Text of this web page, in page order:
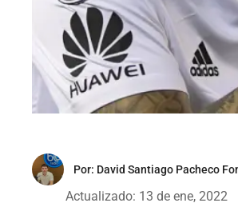
Por: David Santiago Pacheco
Actualizado: 13 de ene, 2022